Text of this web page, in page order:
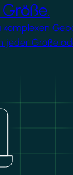
jeder Größe